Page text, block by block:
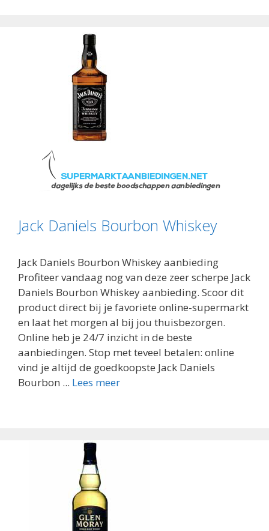
Jack Daniels Bourbon Whiskey
Jack Daniels Bourbon Whiskey aanbieding
Profiteer vandaag nog van deze zeer scherpe Jack
Daniels Bourbon Whiskey aanbieding. Scoor dit
product direct bij je favoriete online-supermarkt
en laat het morgen al bij jou thuisbezorgen.
Online heb je 24/7 inzicht in de beste
aanbiedingen. Stop met teveel betalen: online
vind je altijd de goedkoopste Jack Daniels
Bourbon ... Lees meer